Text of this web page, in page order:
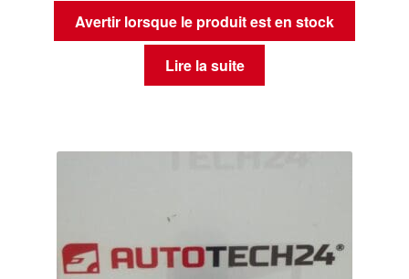
Avertir lorsque le produit est en stock
Lire la suite